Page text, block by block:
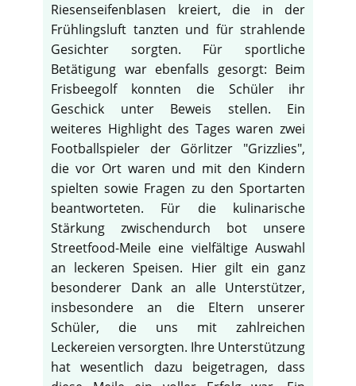
Riesenseifenblasen kreiert, die in der
Frühlingsluft tanzten und für strahlende
Gesichter sorgten. Für sportliche
Betätigung war ebenfalls gesorgt: Beim
Frisbeegolf konnten die Schüler ihr
Geschick unter Beweis stellen. Ein
weiteres Highlight des Tages waren zwei
Footballspieler der Görlitzer "Grizzlies",
die vor Ort waren und mit den Kindern
spielten sowie Fragen zu den Sportarten
beantworteten. Für die kulinarische
Stärkung zwischendurch bot unsere
Streetfood-Meile eine vielfältige Auswahl
an leckeren Speisen. Hier gilt ein ganz
besonderer Dank an alle Unterstützer,
insbesondere an die Eltern unserer
Schüler, die uns mit zahlreichen
Leckereien versorgten. Ihre Unterstützung
hat wesentlich dazu beigetragen, dass